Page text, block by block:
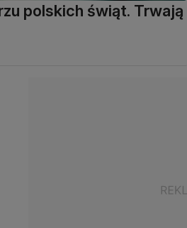
polskich świąt. Trwają